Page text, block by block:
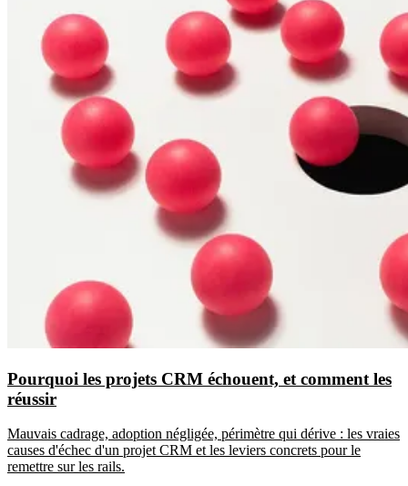
Pourquoi les projets CRM échouent, et comment les
réussir
Mauvais cadrage, adoption négligée, périmètre qui dérive : les vraies
causes d'échec d'un projet CRM et les leviers concrets pour le
remettre sur les rails.